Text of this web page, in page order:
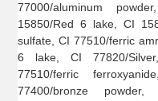
77000/aluminum
15850/Red 6 lake, CI
sulfate, CI 77510/ferric
6 lake, CI 77820/
77510/ferric
77400/bronze